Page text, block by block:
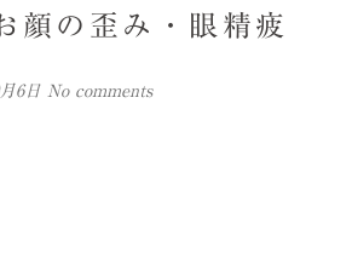
顔の歪み・眼精疲
6日 No comments